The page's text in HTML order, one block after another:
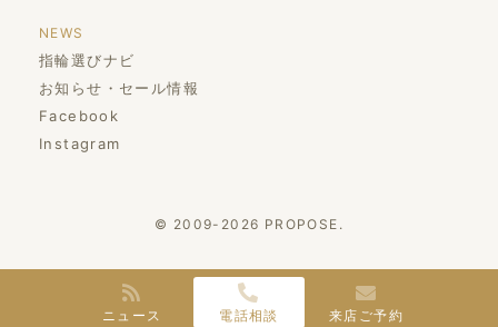
ニュース 電話相談 来店ご予約
NEWS
指輪選びナビ
お知らせ・セール情報
Facebook
Instagram
© 2009-2026 PROPOSE.